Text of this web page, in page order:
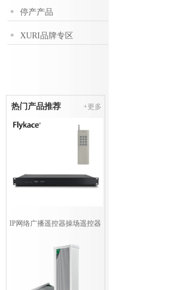
停产产品
XURI品牌专区
热门产品推荐 +更多
IP网络广播遥控器操场遥控器